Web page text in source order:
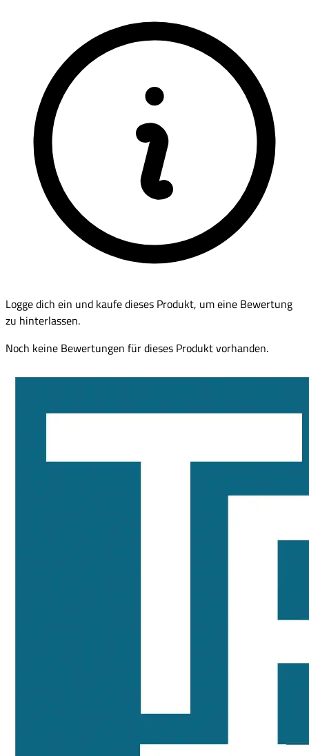
Logge dich ein und kaufe dieses Produkt, um eine Bewertung
zu hinterlassen.
Noch keine Bewertungen für dieses Produkt vorhanden.